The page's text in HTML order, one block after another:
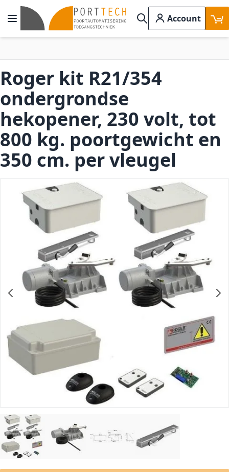
Ga naar de inhoud
Toggle Nav
Search
Account
Roger kit R21/354
ondergrondse
hekopener, 230 volt, tot
800 kg. poortgewicht en
350 cm. per vleugel